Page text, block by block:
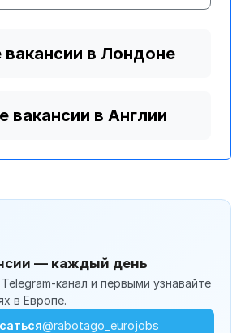
вакансии в Лондоне
вакансии в Англии
— каждый день
канал и первыми узнавайте
в Европе.
@rabotago_eurojobs